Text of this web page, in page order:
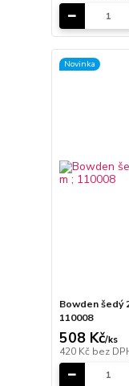
Novinka
Bowden šedý
110008
508 Kč/ks
420 Kč bez